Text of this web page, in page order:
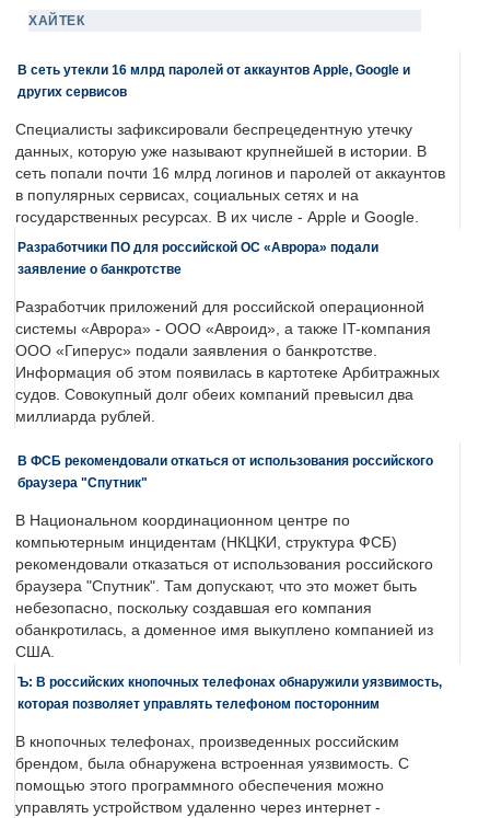
ХАЙТЕК
В сеть утекли 16 млрд паролей от аккаунтов Apple, Google и
других сервисов
Специалисты зафиксировали беспрецедентную утечку
данных, которую уже называют крупнейшей в истории. В
сеть попали почти 16 млрд логинов и паролей от аккаунтов
в популярных сервисах, социальных сетях и на
государственных ресурсах. В их числе - Apple и Google.
Разработчики ПО для российской ОС «Аврора» подали
заявление о банкротстве
Разработчик приложений для российской операционной
системы «Аврора» - ООО «Авроид», а также IT-компания
ООО «Гиперус» подали заявления о банкротстве.
Информация об этом появилась в картотеке Арбитражных
судов. Совокупный долг обеих компаний превысил два
миллиарда рублей.
В ФСБ рекомендовали откаться от использования российского
браузера "Спутник"
В Национальном координационном центре по
компьютерным инцидентам (НКЦКИ, структура ФСБ)
рекомендовали отказаться от использования российского
браузера "Спутник". Там допускают, что это может быть
небезопасно, поскольку создавшая его компания
обанкротилась, а доменное имя выкуплено компанией из
США.
Ъ: В российских кнопочных телефонах обнаружили уязвимость,
которая позволяет управлять телефоном посторонним
В кнопочных телефонах, произведенных российским
брендом, была обнаружена встроенная уязвимость. С
помощью этого программного обеспечения можно
управлять устройством удаленно через интернет -